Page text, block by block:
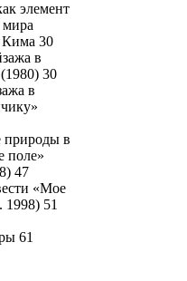
элемент
мира
Кима 30
в
30
в
природы в
поле»
47
«Мое
51
61